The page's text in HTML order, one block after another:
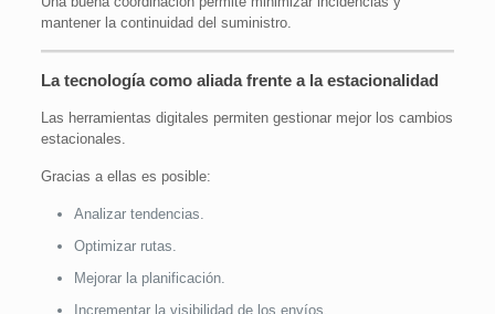
mantener la continuidad del suministro.
La tecnología como aliada frente a la estacionalidad
Las herramientas digitales permiten gestionar mejor los cambios
estacionales.
Gracias a ellas es posible:
Analizar tendencias.
Optimizar rutas.
Mejorar la planificación.
Incrementar la visibilidad de los envíos.